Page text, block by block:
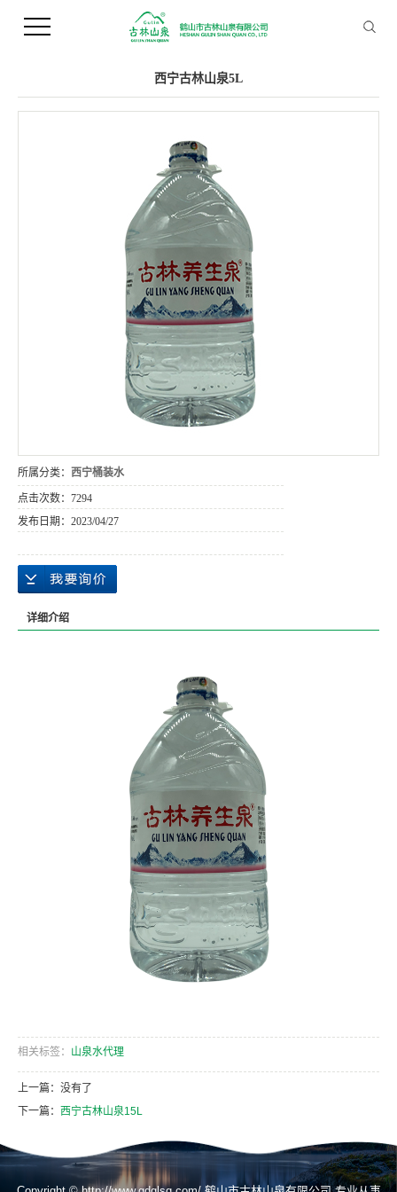
您当前的位置 ： 首 页>>产品中心>>桶装水
西宁古林山泉5L
所属分类： 西宁桶装水
点击次数： 7294
发布日期： 2023/04/27
详细介绍
相关标签： 山泉水代理
上一篇：没有了
下一篇： 西宁古林山泉15L